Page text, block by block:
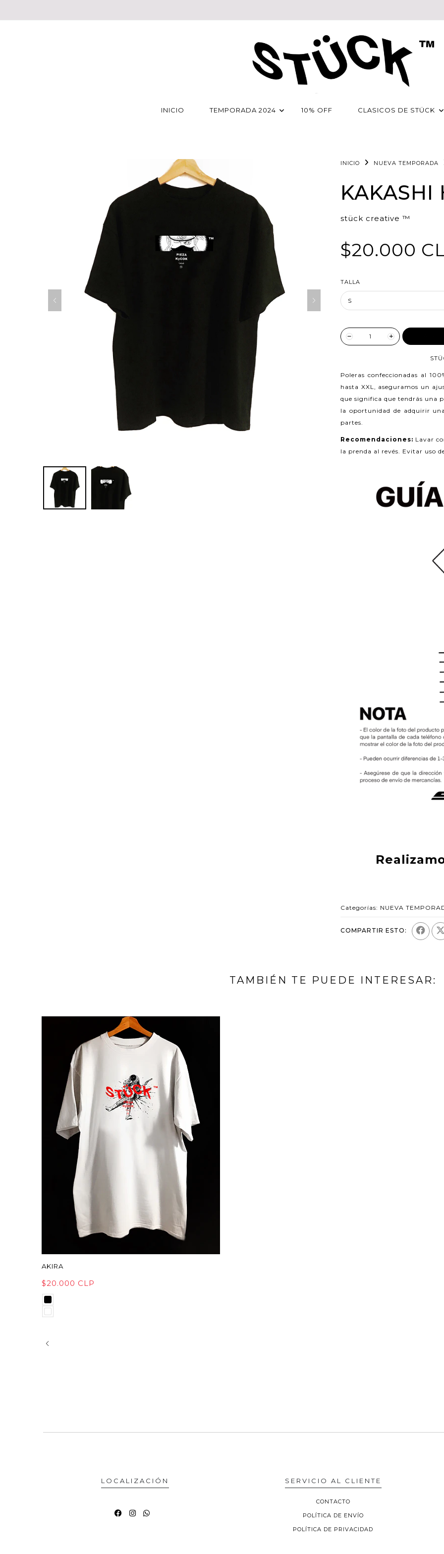
INICIO TEMPORADA 2024 10% OFF CLASICOS DE STÜCK
INICIO NUEVA TEMPORADA
KAKASHI
stück creative ™
$20.000
TALLA
Poleras confeccionadas al
hasta XXL, aseguramos un
que significa que tendrás una
la oportunidad de adquirir
partes.
Recomendaciones: Lavar
la prenda al revés. Evitar uso
Categorías: NUEVA
COMPARTIR ESTO:
TAMBIÉN TE PUEDE INTERESAR:
AKIRA
$20.000 CLP
LOCALIZACIÓN SERVICIO AL CLIENTE
CONTACTO
POLÍTICA DE ENVÍO
POLÍTICA DE PRIVACIDAD